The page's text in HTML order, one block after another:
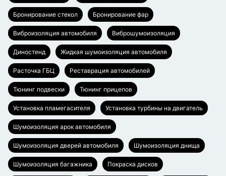
Бронирование стекол Бронирование фар
Виброизоляция автомобиля Виброшумоизоляция
Диностенд Жидкая шумоизоляция автомобиля
Расточка ГБЦ Реставрация автомобилей
Тюнинг подвески Тюнинг прицепов
Установка пламегасителя Установка турбины на двигатель
Шумоизоляция арок автомобиля
Шумоизоляция дверей автомобиля Шумоизоляция днища
Шумоизоляция багажника Покраска дисков